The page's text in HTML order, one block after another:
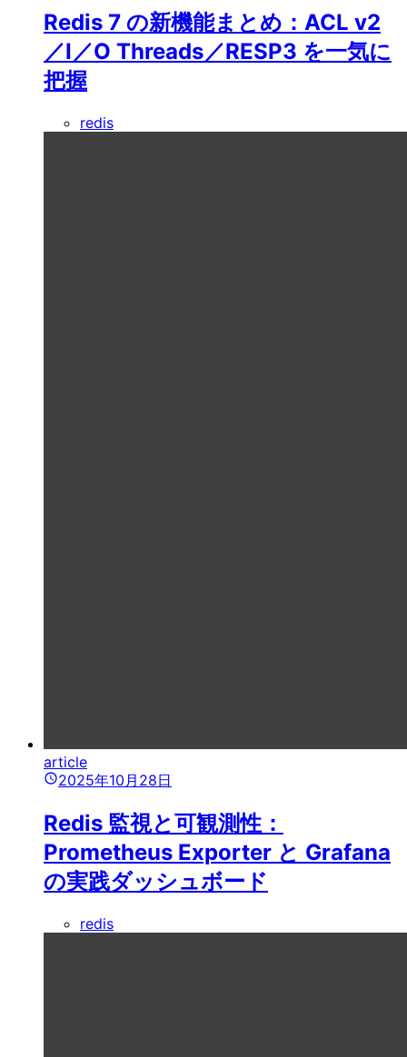
Redis 7 の新機能まとめ：ACL v2
／I／O Threads／RESP3 を一気に
把握
redis
article
2025年10月28日
Redis 監視と可観測性：
Prometheus Exporter と Grafana
の実践ダッシュボード
redis